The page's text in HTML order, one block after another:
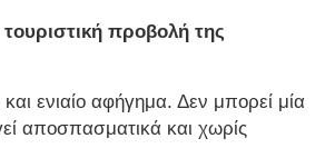
προβολή της
ενιαίο αφήγημα. Δεν μπορεί μία
αποσπασματικά και χωρίς